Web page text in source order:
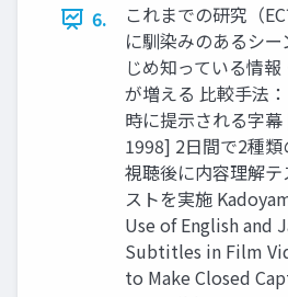
6.
これまでの研究（
に馴染みのあるシ
じめ知っている情
が増える 比較手法
時に提示される字
1998] 2日間で2種
視聴後に内容理解
ストを実施
Use of English and
Subtitles in Film
to Make Closed